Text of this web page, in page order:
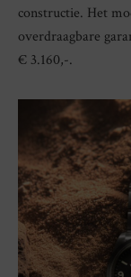
constructie. Het
overdraagbare
€ 3.160,-.